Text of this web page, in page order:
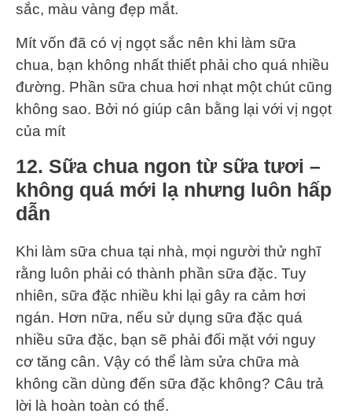
sắc, màu vàng đẹp mắt.
Mít vốn đã có vị ngọt sắc nên khi làm sữa
chua, bạn không nhất thiết phải cho quá nhiều
đường. Phần sữa chua hơi nhạt một chút cũng
không sao. Bởi nó giúp cân bằng lại với vị ngọt
của mít
12. Sữa chua ngon từ sữa tươi –
không quá mới lạ nhưng luôn hấp
dẫn
Khi làm sữa chua tại nhà, mọi người thử nghĩ
rằng luôn phải có thành phần sữa đặc. Tuy
nhiên, sữa đặc nhiều khi lại gây ra cảm hơi
ngán. Hơn nữa, nếu sử dụng sữa đặc quá
nhiều sữa đặc, bạn sẽ phải đối mặt với nguy
cơ tăng cân. Vậy có thể làm sửa chữa mà
không cần dùng đến sữa đặc không? Câu trả
lời là hoàn toàn có thể.